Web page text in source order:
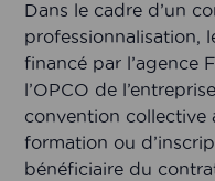
Dans le cadre d’un
professionnalisation,
financé par l’agence
l’OPCO de
convention collective
formation ou
bénéficiaire du